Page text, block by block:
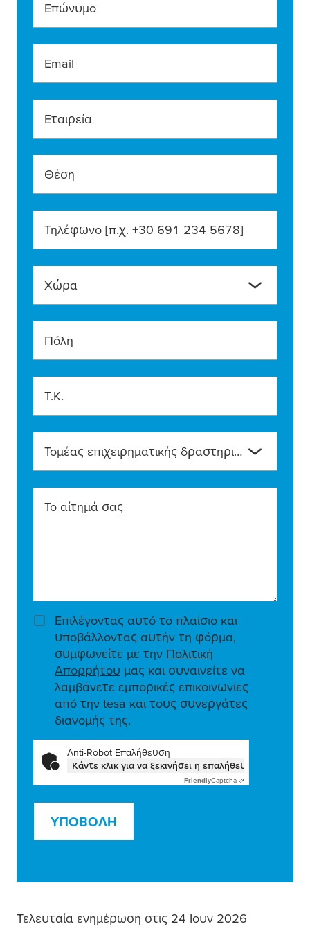
Επώνυμο
Email
Εταιρεία
Θέση
Τηλέφωνο [π.χ. +30 691 234 5678]
Χώρα
Πόλη
T.K.
Τομέας επιχειρηματικής δραστηριότητας
Το αίτημά σας
Επιλέγοντας αυτό το πλαίσιο και
υποβάλλοντας αυτήν τη φόρμα,
συμφωνείτε με την Πολιτική
Απορρήτου μας και συναινείτε να
λαμβάνετε εμπορικές επικοινωνίες
από την tesa και τους συνεργάτες
διανομής της.
Anti-Robot Επαλήθευση
Κάντε κλικ για να ξεκινήσει η επαλήθευση
FriendlyCaptcha ⇗
ΥΠΟΒΟΛΉ
Τελευταία ενημέρωση στις 24 Ιουν 2026